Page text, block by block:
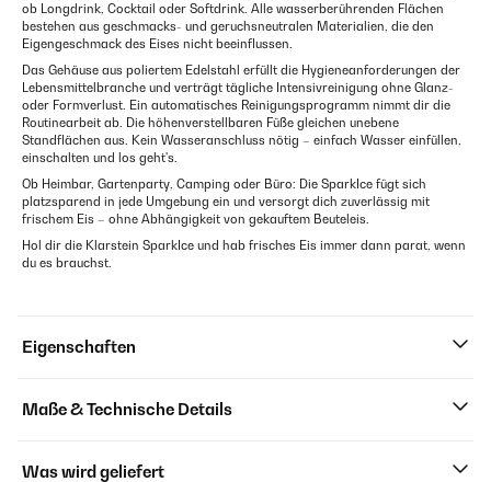
ob Longdrink, Cocktail oder Softdrink. Alle wasserberührenden Flächen
bestehen aus geschmacks- und geruchsneutralen Materialien, die den
Eigengeschmack des Eises nicht beeinflussen.
Das Gehäuse aus poliertem Edelstahl erfüllt die Hygieneanforderungen der
Lebensmittelbranche und verträgt tägliche Intensivreinigung ohne Glanz-
oder Formverlust. Ein automatisches Reinigungsprogramm nimmt dir die
Routinearbeit ab. Die höhenverstellbaren Füße gleichen unebene
Standflächen aus. Kein Wasseranschluss nötig – einfach Wasser einfüllen,
einschalten und los geht's.
Ob Heimbar, Gartenparty, Camping oder Büro: Die SparkIce fügt sich
platzsparend in jede Umgebung ein und versorgt dich zuverlässig mit
frischem Eis – ohne Abhängigkeit von gekauftem Beuteleis.
Hol dir die Klarstein SparkIce und hab frisches Eis immer dann parat, wenn
du es brauchst.
Eigenschaften
Maße & Technische Details
Was wird geliefert